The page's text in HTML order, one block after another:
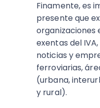
Finamente, es
presente que
organizaciones
exentas del
noticias y
ferroviarias,
(urbana,
y rural).